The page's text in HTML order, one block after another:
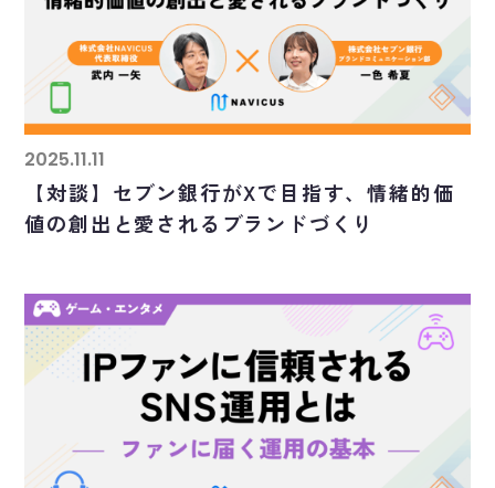
2025.11.11
【対談】セブン銀行がXで目指す、情緒的価
値の創出と愛されるブランドづくり